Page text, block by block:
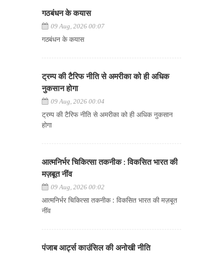
गठबंधन के कयास
09 Aug, 2026 00:07
गठबंधन के कयास
ट्रम्प की टैरिफ नीति से अमरीका को ही अधिक
नुकसान होगा
09 Aug, 2026 00:04
ट्रम्प की टैरिफ नीति से अमरीका को ही अधिक नुकसान
होगा
आत्मनिर्भर चिकित्सा तकनीक : विकसित भारत की
मज़बूत नींव
09 Aug, 2026 00:02
आत्मनिर्भर चिकित्सा तकनीक : विकसित भारत की मज़बूत
नींव
पंजाब आर्ट्स काउंसिल की अनोखी नीति